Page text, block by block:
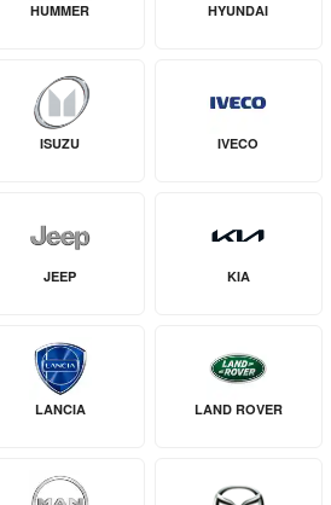
HUMMER HYUNDAI
ISUZU IVECO
JEEP KIA
LANCIA LAND ROVER